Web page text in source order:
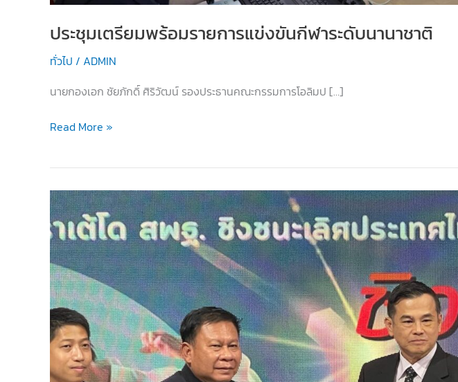
ประชุมเตรียมพร้อมรายการแข่งขันกีฬาระดับนานาชาติ
ทั่วไป / ADMIN
นายกองเอก ชัยภักดิ์ ศิริวัฒน์ รองประธานคณะกรรมการโอลิมป […]
ประชุม
แข่งขัน
กีฬา
ระดับ
นานาชาติ
Read More »